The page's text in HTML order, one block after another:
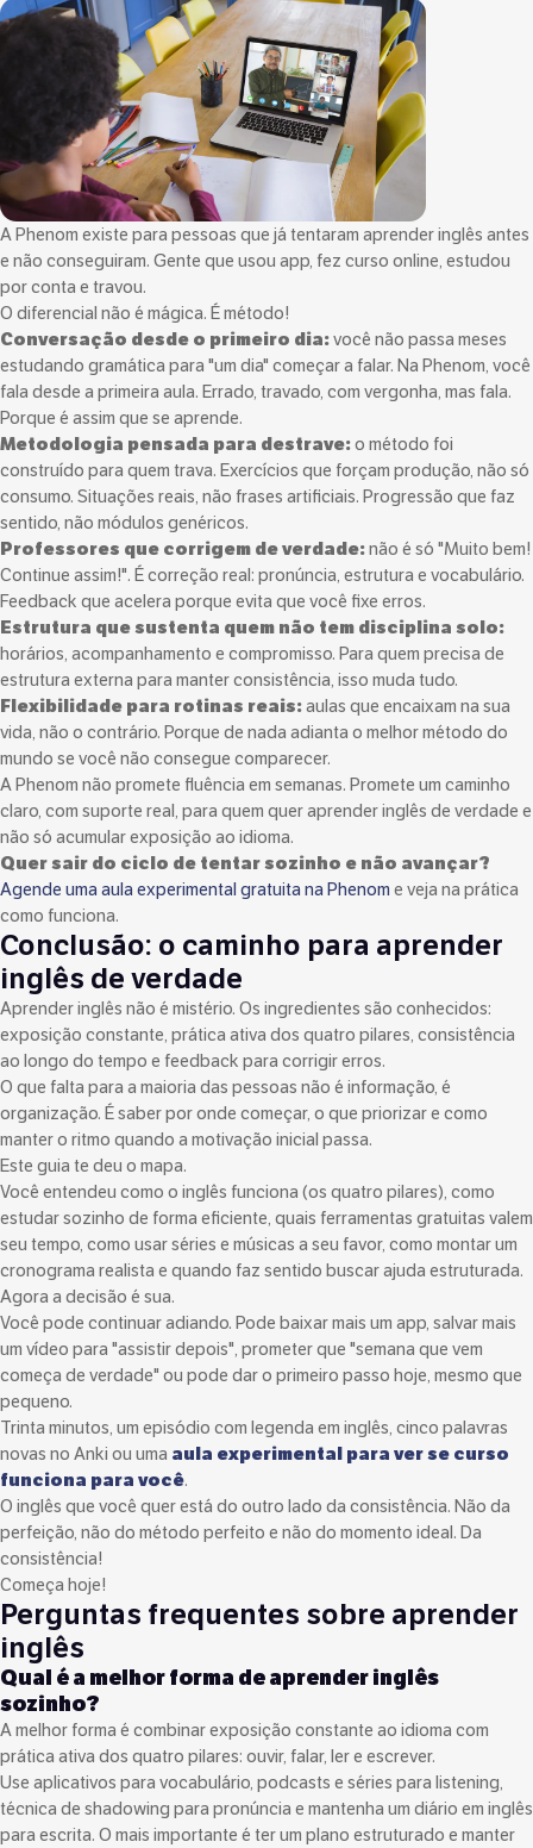
A Phenom existe para pessoas que já tentaram aprender inglês antes
e não conseguiram. Gente que usou app, fez curso online, estudou
por conta e travou.
O diferencial não é mágica. É método!
Conversação desde o primeiro dia:você não passa meses
estudando gramática para "um dia" começar a falar. Na Phenom, você
fala desde a primeira aula. Errado, travado, com vergonha, mas fala.
Porque é assim que se aprende.
Metodologia pensada para destrave:o método foi
construído para quem trava. Exercícios que forçam produção, não só
consumo. Situações reais, não frases artificiais. Progressão que faz
sentido, não módulos genéricos.
Professores que corrigem de verdade:não é só "Muito bem!
Continue assim!". É correção real: pronúncia, estrutura e vocabulário.
Feedback que acelera porque evita que você fixe erros.
Estrutura que sustenta quem não tem disciplina solo:
horários, acompanhamento e compromisso. Para quem precisa de
estrutura externa para manter consistência, isso muda tudo.
Flexibilidade para rotinas reais:aulas que encaixam na sua
vida, não o contrário. Porque de nada adianta o melhor método do
mundo se você não consegue comparecer.
A Phenom não promete fluência em semanas. Promete um caminho
claro, com suporte real, para quem quer aprender inglês de verdade e
não só acumular exposição ao idioma.
Quer sair do ciclo de tentar sozinho e não avançar?
Agende uma aula experimental gratuita na Phenom e veja na prática
como funciona.
Conclusão: o caminho para aprender
inglês de verdade
Aprender inglês não é mistério. Os ingredientes são conhecidos:
exposição constante, prática ativa dos quatro pilares, consistência
ao longo do tempo e feedback para corrigir erros.
O que falta para a maioria das pessoas não é informação, é
organização. É saber por onde começar, o que priorizar e como
manter o ritmo quando a motivação inicial passa.
Este guia te deu o mapa.
Você entendeu como o inglês funciona (os quatro pilares), como
estudar sozinho de forma eficiente, quais ferramentas gratuitas valem
seu tempo, como usar séries e músicas a seu favor, como montar um
cronograma realista e quando faz sentido buscar ajuda estruturada.
Agora a decisão é sua.
Você pode continuar adiando. Pode baixar mais um app, salvar mais
um vídeo para "assistir depois", prometer que "semana que vem
começa de verdade" ou pode dar o primeiro passo hoje, mesmo que
pequeno.
Trinta minutos, um episódio com legenda em inglês, cinco palavras
novas no Anki ou uma aula experimental para ver se curso
funciona para você.
O inglês que você quer está do outro lado da consistência. Não da
perfeição, não do método perfeito e não do momento ideal. Da
consistência!
Começa hoje!
Perguntas frequentes sobre aprender
inglês
Qual é a melhor forma de aprender inglês
sozinho?
A melhor forma é combinar exposição constante ao idioma com
prática ativa dos quatro pilares: ouvir, falar, ler e escrever.
Use aplicativos para vocabulário, podcasts e séries para listening,
técnica de shadowing para pronúncia e mantenha um diário em inglês
para escrita. O mais importante é ter um plano estruturado e manter